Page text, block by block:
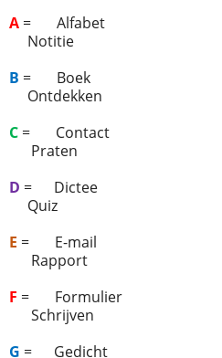
A = Alfabet
Notitie
B = Boek
Ontdekken
C = Contact
Praten
D = Dictee
Quiz
E = E-mail
Rapport
F = Formulier
Schrijven
G = Gedicht